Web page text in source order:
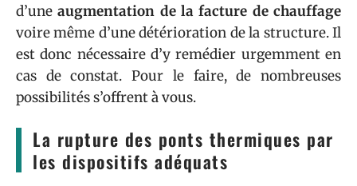
d’uneaugmentation de la facture de chauffage
voire même d’une détérioration de la structure. Il
est donc nécessaire d’y remédier urgemment en
cas de constat. Pour le faire, de nombreuses
possibilités s’offrent à vous.
La rupture des ponts thermiques par
les dispositifs adéquats